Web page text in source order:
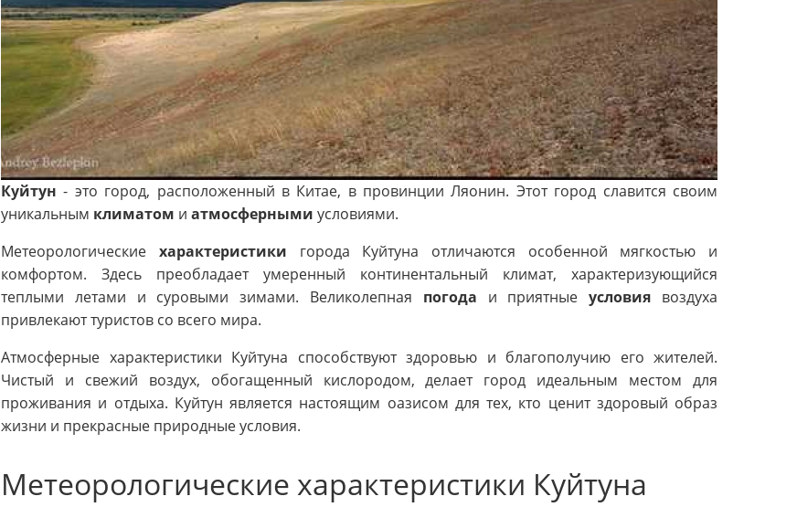
Куйтун - это город, расположенный в Китае, в провинции Ляонин. Этот город славится своим
уникальным климатом иатмосферными условиями.
Метеорологические характеристики города Куйтуна отличаются особенной мягкостью и
комфортом. Здесь преобладает умеренный континентальный климат, характеризующийся
теплыми летами и суровыми зимами. Великолепная погода и приятныеусловия воздуха
привлекают туристов со всего мира.
Атмосферные характеристики Куйтуна способствуют здоровью и благополучию его жителей.
Чистый и свежий воздух, обогащенный кислородом, делает город идеальным местом для
проживания и отдыха. Куйтун является настоящим оазисом для тех, кто ценит здоровый образ
жизни и прекрасные природные условия.
Метеорологические характеристики Куйтуна